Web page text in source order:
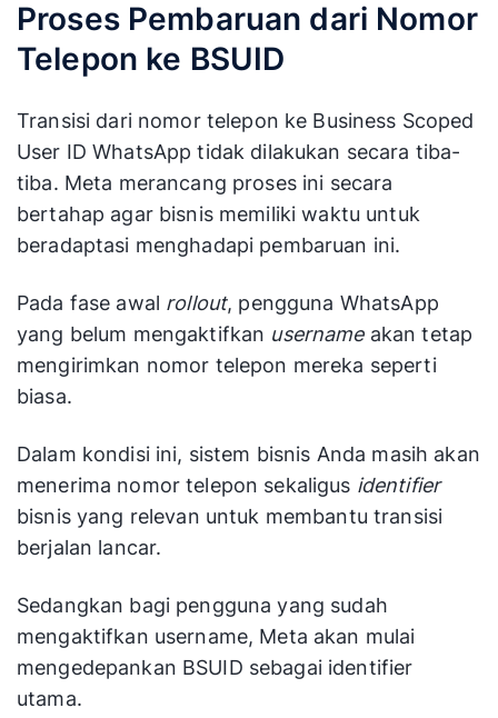
Proses Pembaruan dari Nomor
Telepon ke BSUID
Transisi dari nomor telepon ke Business Scoped
User ID WhatsApp tidak dilakukan secara tiba-
tiba. Meta merancang proses ini secara
bertahap agar bisnis memiliki waktu untuk
beradaptasi menghadapi pembaruan ini.
Pada fase awal rollout, pengguna WhatsApp
yang belum mengaktifkan usernameakan tetap
mengirimkan nomor telepon mereka seperti
biasa.
Dalam kondisi ini, sistem bisnis Anda masih akan
menerima nomor telepon sekaligus identifier
bisnis yang relevan untuk membantu transisi
berjalan lancar.
Sedangkan bagi pengguna yang sudah
mengaktifkan username, Meta akan mulai
mengedepankan BSUID sebagai identifier
utama.